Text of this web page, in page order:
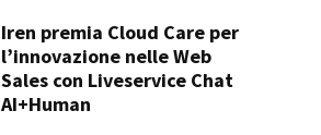
Iren premia Cloud Care per
l’innovazione nelle Web
Sales con Liveservice Chat
AI+Human